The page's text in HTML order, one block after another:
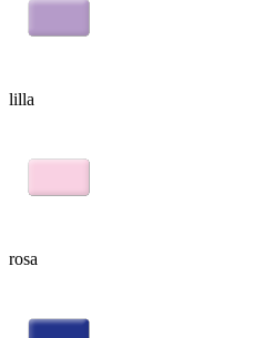
lilla
rosa